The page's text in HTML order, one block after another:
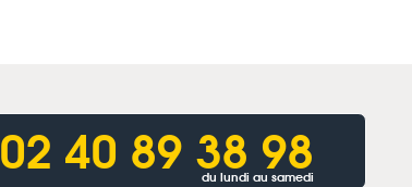
02 40 89 38 98
du lundi au samedi